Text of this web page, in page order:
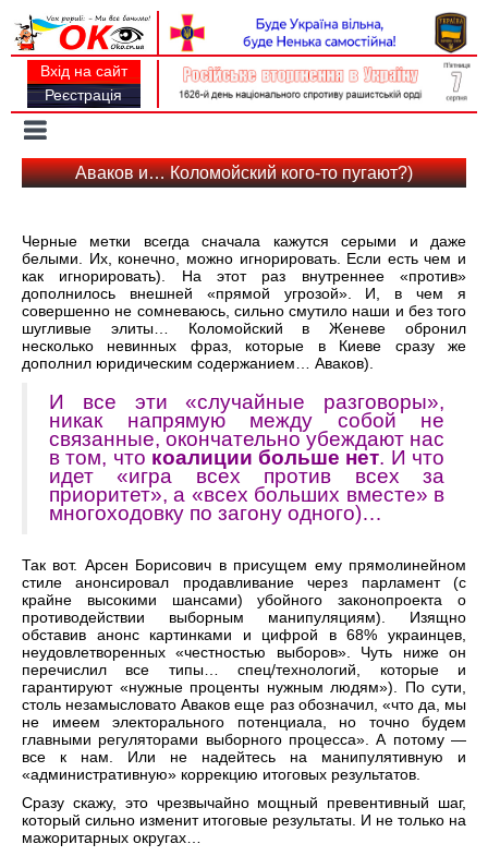
Вхід на сайт
Реєстрація
navigationАваков и… Коломойский кого-то пугают?)
Черные метки всегда сначала кажутся серыми и даже
белыми. Их, конечно, можно игнорировать. Если есть чем и
как игнорировать). На этот раз внутреннее «против»
дополнилось внешней «прямой угрозой». И, в чем я
совершенно не сомневаюсь, сильно смутило наши и без того
шугливые элиты… Коломойский в Женеве обронил
несколько невинных фраз, которые в Киеве сразу же
дополнил юридическим содержанием… Аваков).
И все эти «случайные разговоры»,
никак напрямую между собой не
связанные, окончательно убеждают нас
в том, что коалиции больше нет. И что
идет «игра всех против всех за
приоритет», а «всех больших вместе» в
многоходовку по загону одного)…
Так вот. Арсен Борисович в присущем ему прямолинейном
стиле анонсировал продавливание через парламент (с
крайне высокими шансами) убойного законопроекта о
противодействии выборным манипуляциям). Изящно
обставив анонс картинками и цифрой в 68% украинцев,
неудовлетворенных «честностью выборов». Чуть ниже он
перечислил все типы… спец/технологий, которые и
гарантируют «нужные проценты нужным людям»). По сути,
столь незамысловато Аваков еще раз обозначил, «что да, мы
не имеем электорального потенциала, но точно будем
главными регуляторами выборного процесса». А потому —
все к нам. Или не надейтесь на манипулятивную и
«административную» коррекцию итоговых результатов.
Сразу скажу, это чрезвычайно мощный превентивный шаг,
который сильно изменит итоговые результаты. И не только на
мажоритарных округах…